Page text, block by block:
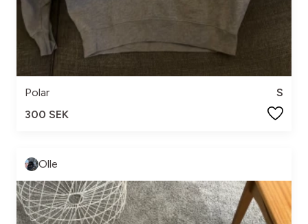
Polar
S
300 SEK
Olle